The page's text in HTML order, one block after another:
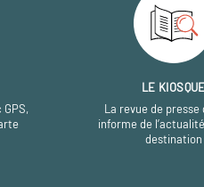
LE
La revue de presse
informe de
destination